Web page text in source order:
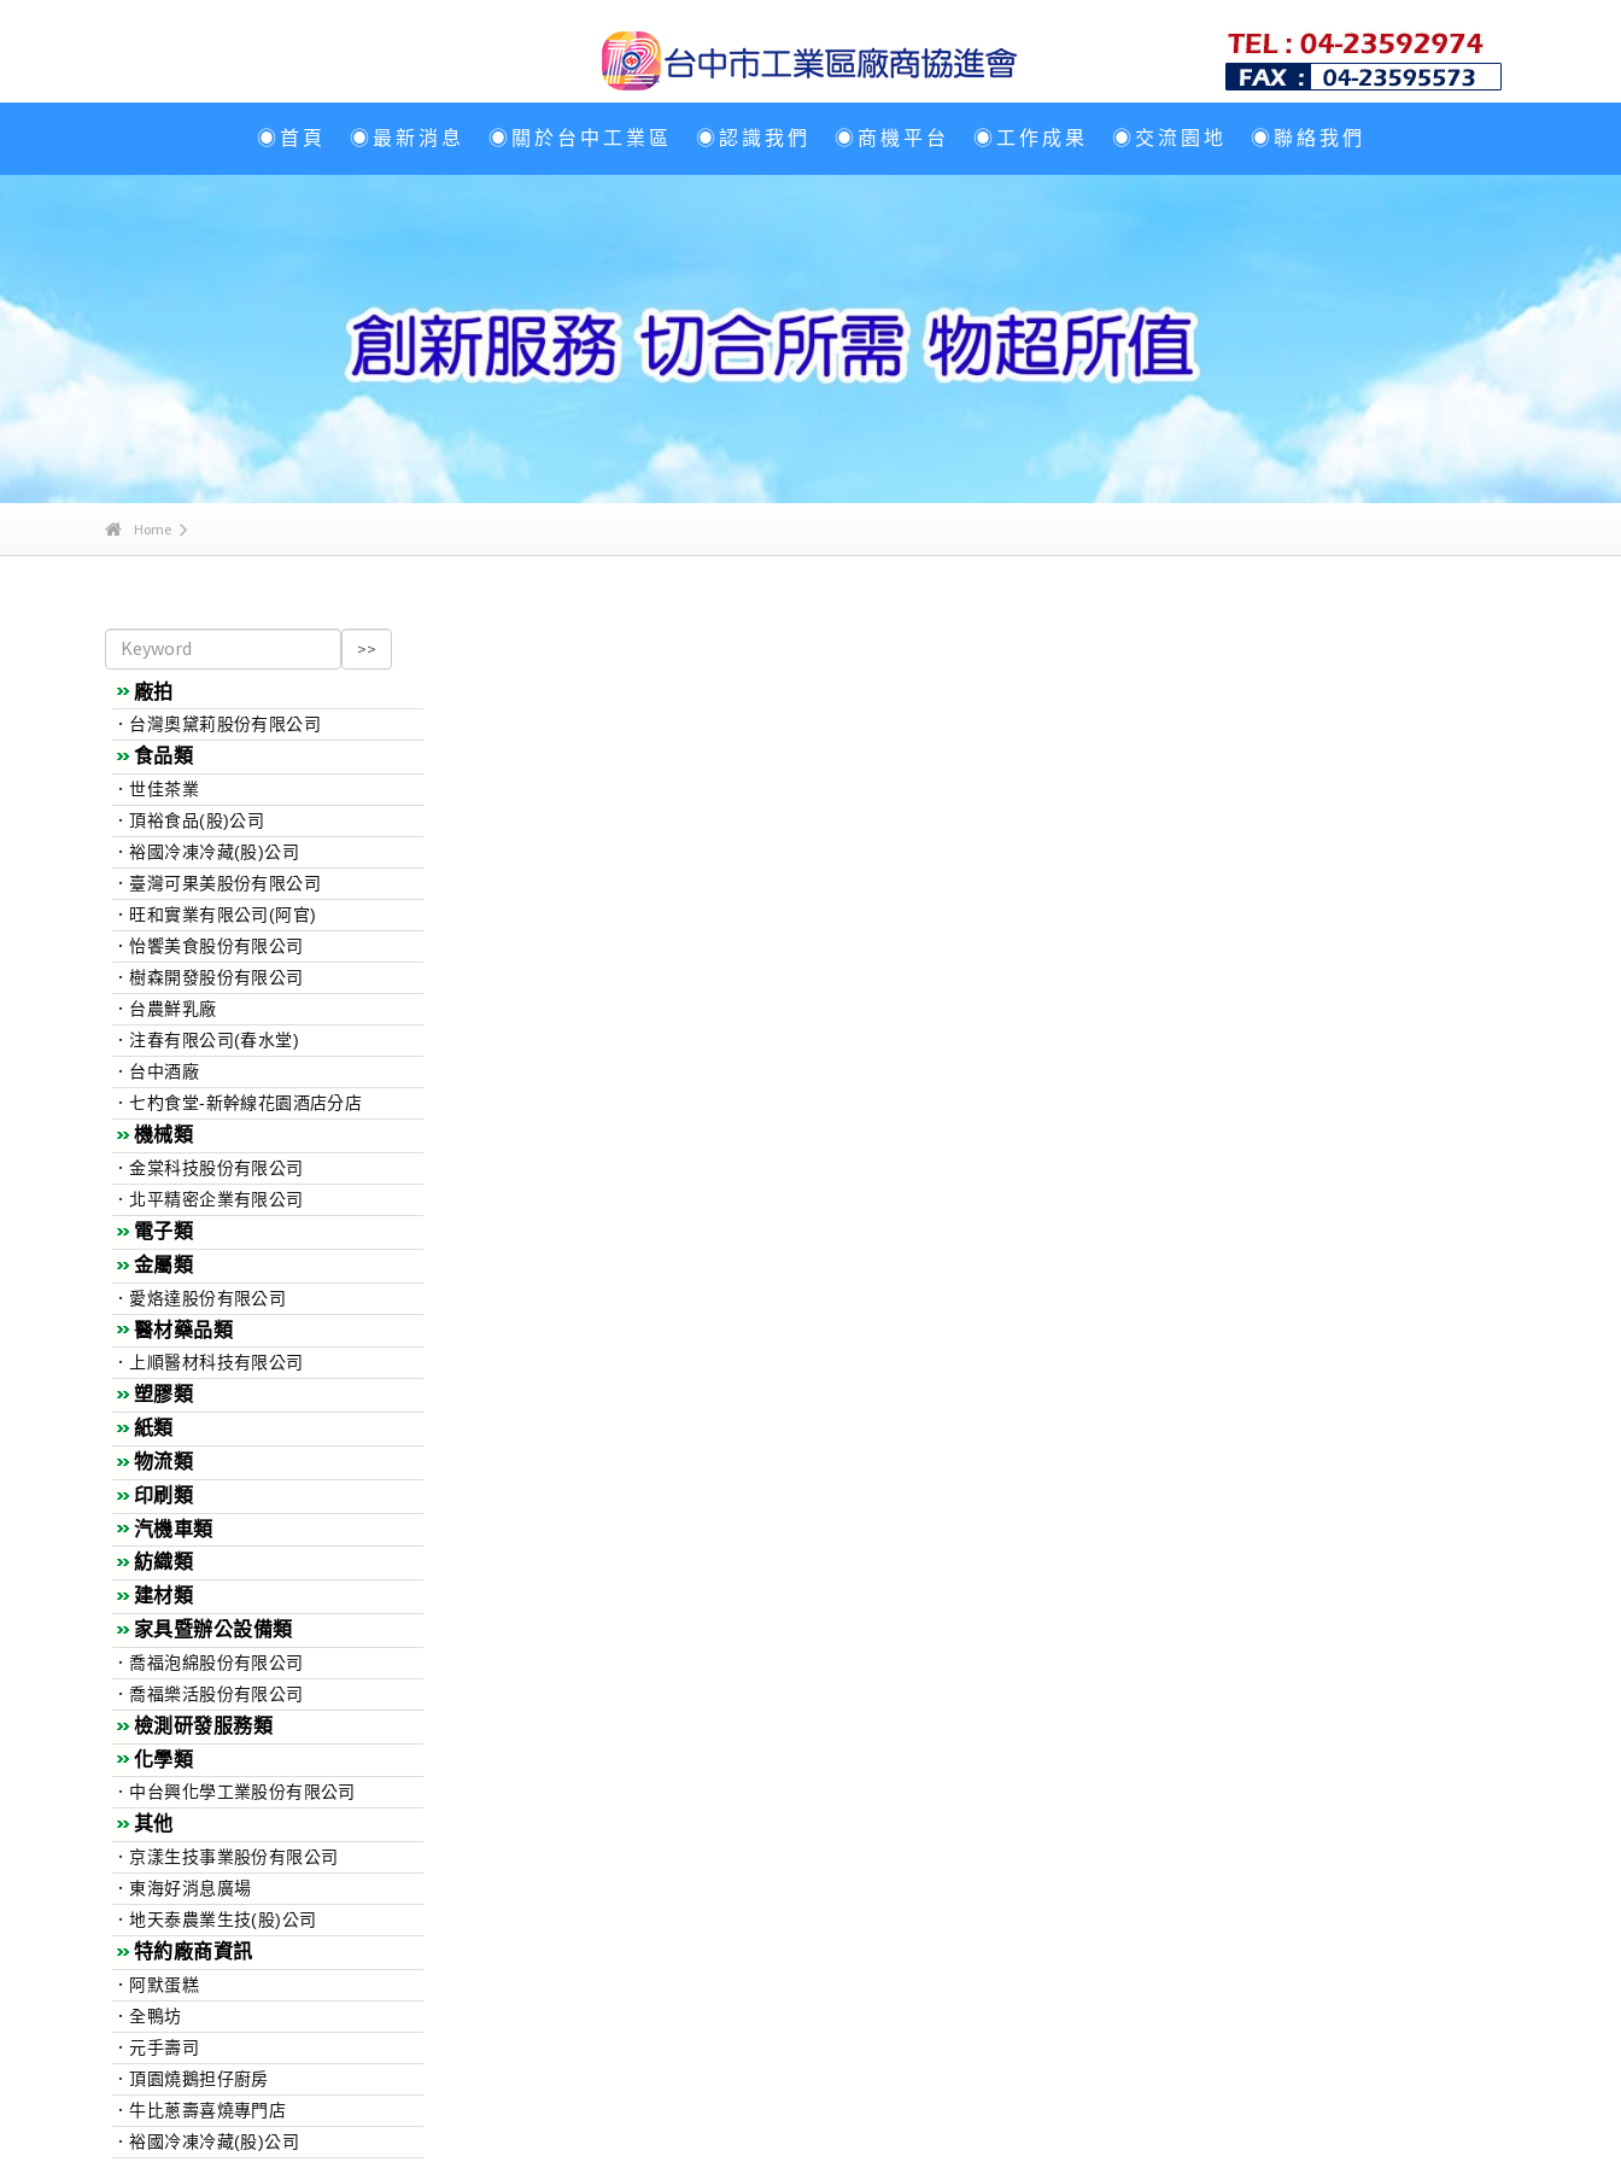
◉首頁 ◉最新消息 ◉關於台中工業區 ◉認識我們 ◉商機平台 ◉工作成果 ◉交流園地 ◉聯絡我們
Home
廠拍
．台灣奧黛莉股份有限公司
食品類
．世佳茶業
．頂裕食品(股)公司
．裕國冷凍冷藏(股)公司
．臺灣可果美股份有限公司
．旺和實業有限公司(阿官)
．怡饗美食股份有限公司
．樹森開發股份有限公司
．台農鮮乳廠
．注春有限公司(春水堂)
．台中酒廠
．七杓食堂-新幹線花園酒店分店
機械類
．金棠科技股份有限公司
．北平精密企業有限公司
電子類
金屬類
．愛烙達股份有限公司
醫材藥品類
．上順醫材科技有限公司
塑膠類
紙類
物流類
印刷類
汽機車類
紡織類
建材類
家具暨辦公設備類
．喬福泡綿股份有限公司
．喬福樂活股份有限公司
檢測研發服務類
化學類
．中台興化學工業股份有限公司
其他
．京漾生技事業股份有限公司
．東海好消息廣場
．地天泰農業生技(股)公司
特約廠商資訊
．阿默蛋糕
．全鴨坊
．元手壽司
．頂園燒鵝担仔廚房
．牛比蔥壽喜燒專門店
．裕國冷凍冷藏(股)公司